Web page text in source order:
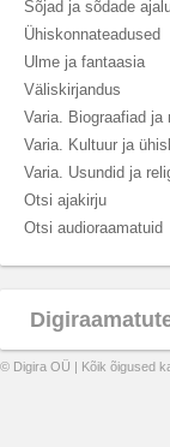
Sõjad ja sõdade
Ühiskonnateadused
Ulme ja fantaasia
Väliskirjandus
Varia. Biograafiad ja
Varia. Kultuur ja
Varia. Usundid ja
Otsi ajakirju
Otsi audioraamatuid
© Digira OÜ | Kõik õigused